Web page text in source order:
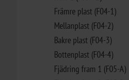
Främre plast (F04-1)
Mellanplast (F04-2)
Bakre plast (F04-3)
Bottenplast (F04-4)
Fjädring fram 1 (F05-A)